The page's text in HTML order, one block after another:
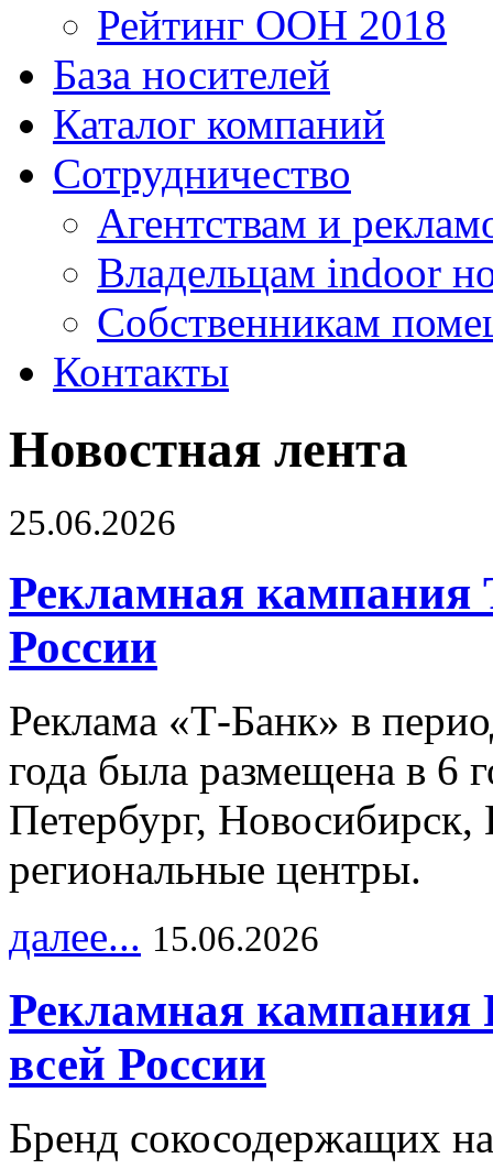
Рейтинг OOH 2018
База носителей
Каталог компаний
Сотрудничество
Агентствам и
Владельцам indoor
Собственникам
Контакты
Новостная лента
25.06.2026
Рекламная кампания
России
Реклама «Т-Банк» в
года была размещена в 6
Петербург,
региональные центры.
далее... 15.06.2026
Рекламная
всей России
Бренд сокосодержащих